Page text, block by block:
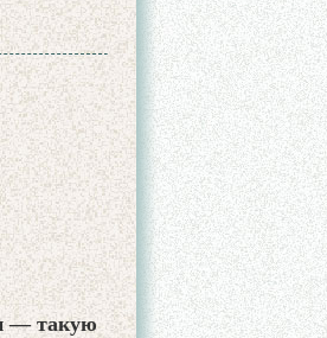
— такую